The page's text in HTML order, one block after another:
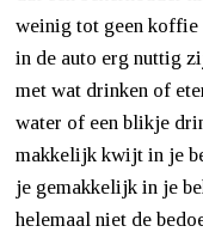
weinig tot geen koffie
in de auto erg nuttig
met wat drinken of
water of een blikje
makkelijk kwijt in je
je gemakkelijk in je
helemaal niet de